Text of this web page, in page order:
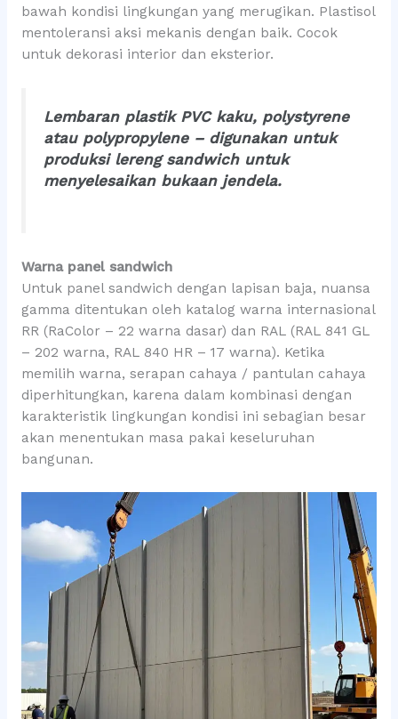
bawah kondisi lingkungan yang merugikan. Plastisol
mentoleransi aksi mekanis dengan baik. Cocok
untuk dekorasi interior dan eksterior.
Lembaran plastik PVC kaku, polystyrene
atau polypropylene – digunakan untuk
produksi lereng sandwich untuk
menyelesaikan bukaan jendela.
Warna panel sandwich
Untuk panel sandwich dengan lapisan baja, nuansa
gamma ditentukan oleh katalog warna internasional
RR (RaColor – 22 warna dasar) dan RAL (RAL 841 GL
– 202 warna, RAL 840 HR – 17 warna). Ketika
memilih warna, serapan cahaya / pantulan cahaya
diperhitungkan, karena dalam kombinasi dengan
karakteristik lingkungan kondisi ini sebagian besar
akan menentukan masa pakai keseluruhan
bangunan.